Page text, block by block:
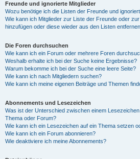
Freunde und ignorierte Mitglieder
Wozu benötige ich die Listen der Freunde und
Wie kann ich Mitglieder zur Liste der Freunde oder
hinzufügen oder diese wieder aus den Listen
Die Foren durchsuchen
Wie kann ich ein Forum oder mehrere Foren
Weshalb erhalte ich bei der Suche keine Ergebnisse?
Warum bekomme ich bei der Suche eine leere Seite?
Wie kann ich nach Mitgliedern suchen?
Wie kann ich meine eigenen Beiträge und Themen
Abonnements und Lesezeichen
Was ist der Unterschied zwischen einem
Thema oder Forum?
Wie kann ich ein Lesezeichen auf ein Thema setzen
Wie kann ich ein Forum abonnieren?
Wie deaktiviere ich meine Abonnements?